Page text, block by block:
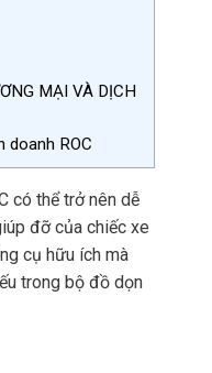
MẠI VÀ DỊCH
doanh ROC
có thể trở nên dễ
đỡ của chiếc xe
cụ hữu ích mà
trong bộ đồ dọn